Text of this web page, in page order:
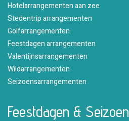
Hotelarrangementen aan zee
Stedentrip arrangementen
Golfarrangementen
Feestdagen arrangementen
Valentijnsarrangementen
Wildarrangementen
Seizoensarrangementen
Feestdagen & Seizoen